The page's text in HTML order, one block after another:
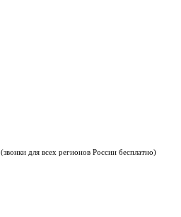
(звонки для всех регионов России бесплатно)